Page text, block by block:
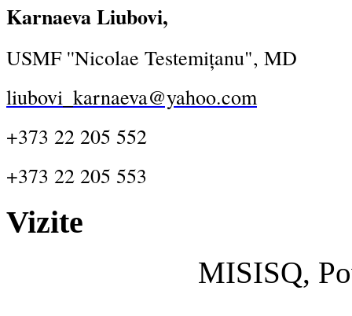
Karnaeva Liubovi,
USMF ''Nicolae Testemițanu", MD
liubovi_karnaeva@yahoo.com
+373 22 205 552
+373 22 205 553
Vizite
MISISQ,